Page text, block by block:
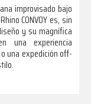
improvisado bajo
CONVOY es, sin
y su magnífica
una experiencia
una expedición off-